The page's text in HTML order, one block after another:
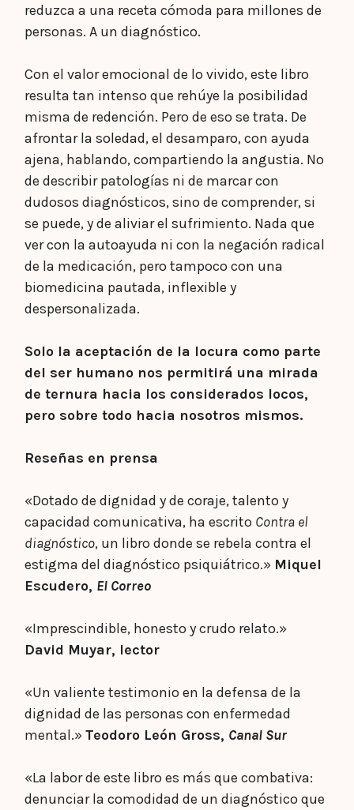
reduzca a una receta cómoda para millones de
personas. A un diagnóstico.
Con el valor emocional de lo vivido, este libro
resulta tan intenso que rehúye la posibilidad
misma de redención. Pero de eso se trata. De
afrontar la soledad, el desamparo, con ayuda
ajena, hablando, compartiendo la angustia. No
de describir patologías ni de marcar con
dudosos diagnósticos, sino de comprender, si
se puede, y de aliviar el sufrimiento. Nada que
ver con la autoayuda ni con la negación radical
de la medicación, pero tampoco con una
biomedicina pautada, inflexible y
despersonalizada.
Solo la aceptación de la locura como parte
del ser humano nos permitirá una mirada
de ternura hacia los considerados locos,
pero sobre todo hacia nosotros mismos.
Reseñas en prensa
«Dotado de dignidad y de coraje, talento y
capacidad comunicativa, ha escrito Contra el
diagnóstico, un libro donde se rebela contra el
estigma del diagnóstico psiquiátrico.» Miquel
Escudero, El Correo
«Imprescindible, honesto y crudo relato.»
David Muyar, lector
«Un valiente testimonio en la defensa de la
dignidad de las personas con enfermedad
mental.»Teodoro León Gross, Canal Sur
«La labor de este libro es más que combativa:
denunciar la comodidad de un diagnóstico que